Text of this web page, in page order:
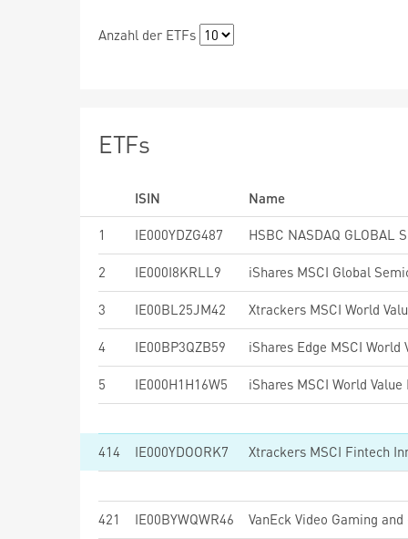
Anzahl der ETFs
ETFs
ISIN
Name
1
IE000YDZG487
2 IE000I8KRLL9
3 IE00BL25JM42 Xtrackers MSCI World
4 IE00BP3QZB59
5 IE000H1H16W5
414 IE000YDOORK7 Xtrackers MSCI Fintech
421 IE00BYWQWR46 VanEck Video Gaming